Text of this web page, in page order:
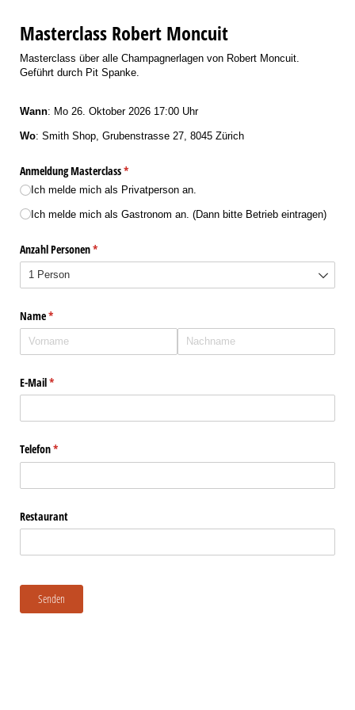
Masterclass Robert Moncuit
Masterclass über alle Champagnerlagen von Robert Moncuit.
Geführt durch Pit Spanke.
Wann: Mo 26. Oktober 2026 17:00 Uhr
Wo: Smith Shop, Grubenstrasse 27, 8045 Zürich
Anmeldung Masterclass*
(erforderlich)
Ich melde mich als Privatperson an.
Ich melde mich als Gastronom an. (Dann bitte Betrieb eintragen)
Anzahl Personen*
(erforderlich)
Name*
(erforderlich)
E-Mail*
(erforderlich)
Telefon*
(erforderlich)
Restaurant
Senden